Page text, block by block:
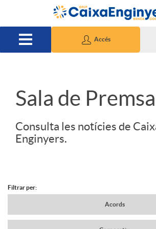
Salta al contingut principal
Accés
S
d
Sala de Premsa
Consulta les notícies de
Enginyers.
N
Filtrar per:
Acords